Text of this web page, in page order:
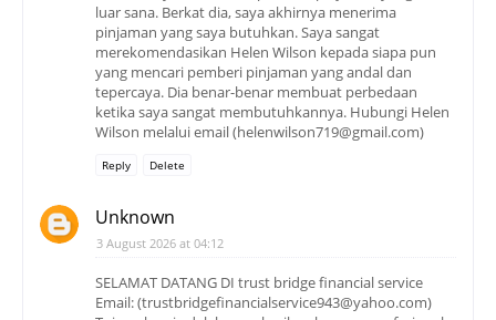
luar sana. Berkat dia, saya akhirnya menerima
pinjaman yang saya butuhkan. Saya sangat
merekomendasikan Helen Wilson kepada siapa pun
yang mencari pemberi pinjaman yang andal dan
tepercaya. Dia benar-benar membuat perbedaan
ketika saya sangat membutuhkannya. Hubungi Helen
Wilson melalui email (helenwilson719@gmail.com)
Reply Delete
Unknown
3 August 2026 at 04:12
SELAMAT DATANG DI trust bridge financial service
Email: (trustbridgefinancialservice943@yahoo.com)